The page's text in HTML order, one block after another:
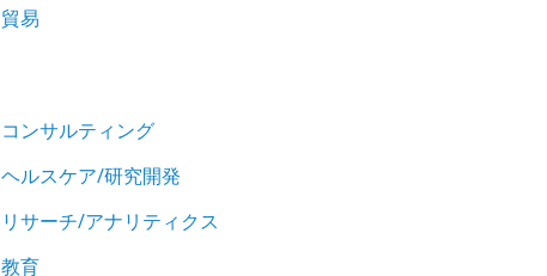
貿易
コンサルティング
ヘルスケア/研究開発
リサーチ/アナリティクス
教育